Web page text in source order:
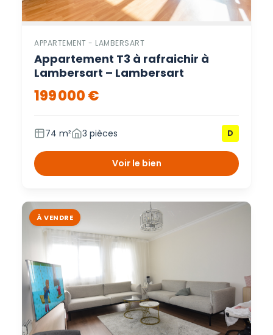
APPARTEMENT - LAMBERSART
Appartement T3 à rafraichir à
Lambersart – Lambersart
199 000 €
74 m² 3 pièces D
Voir le bien
À VENDRE